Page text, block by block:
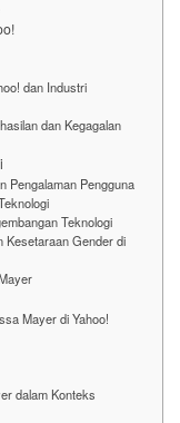
dan Industri
dan Kegagalan
Pengalaman Pengguna
Teknologi
Kesetaraan Gender di
Mayer di Yahoo!
dalam Konteks